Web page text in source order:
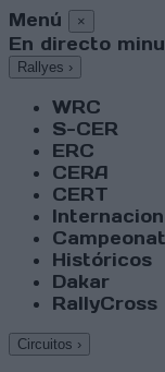
Menú ×
En directo
Rallyes ›
WRC
S-CER
ERC
CERA
CERT
Históricos
Dakar
RallyCross
Circuitos ›